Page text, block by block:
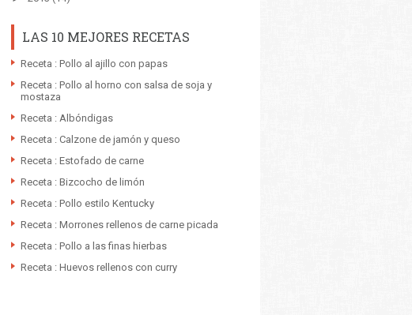
LAS 10 MEJORES RECETAS
Receta : Pollo al ajillo con papas
Receta : Pollo al horno con salsa de soja y
mostaza
Receta : Albóndigas
Receta : Calzone de jamón y queso
Receta : Estofado de carne
Receta : Bizcocho de limón
Receta : Pollo estilo Kentucky
Receta : Morrones rellenos de carne picada
Receta : Pollo a las finas hierbas
Receta : Huevos rellenos con curry